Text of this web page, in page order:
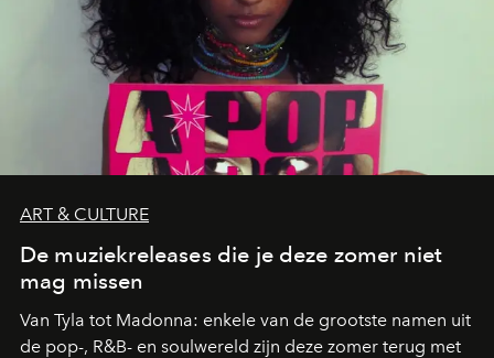
ART & CULTURE
De muziekreleases die je deze zomer niet
mag missen
Van Tyla tot Madonna: enkele van de grootste namen uit
de pop-, R&B- en soulwereld zijn deze zomer terug met